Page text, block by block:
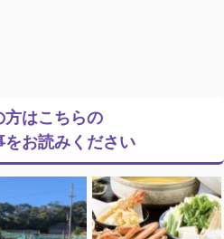
方はこちらの
お読みください